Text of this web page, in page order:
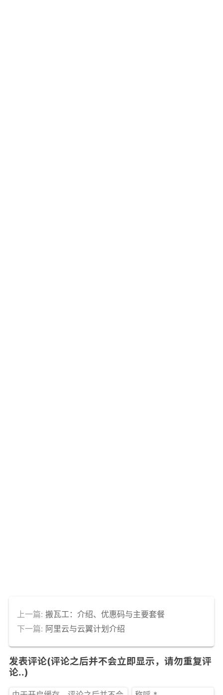
上一篇: 搬瓦工：介绍、优惠码与主要套餐
下一篇: 阿里云与云翼计划介绍
发表评论(评论之后并不会立即显示，请勿重复评
论..)